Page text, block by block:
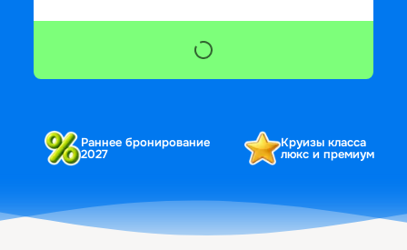
Раннее бронирование
2027
Круизы класса
люкс и премиум